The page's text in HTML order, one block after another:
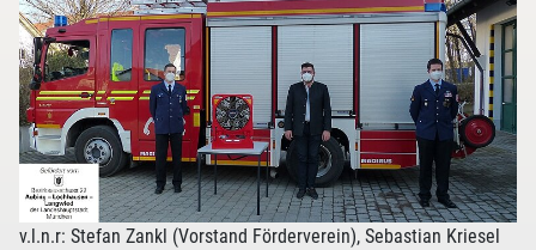
v.l.n.r: Stefan Zankl (Vorstand Förderverein), Sebastian Kriesel